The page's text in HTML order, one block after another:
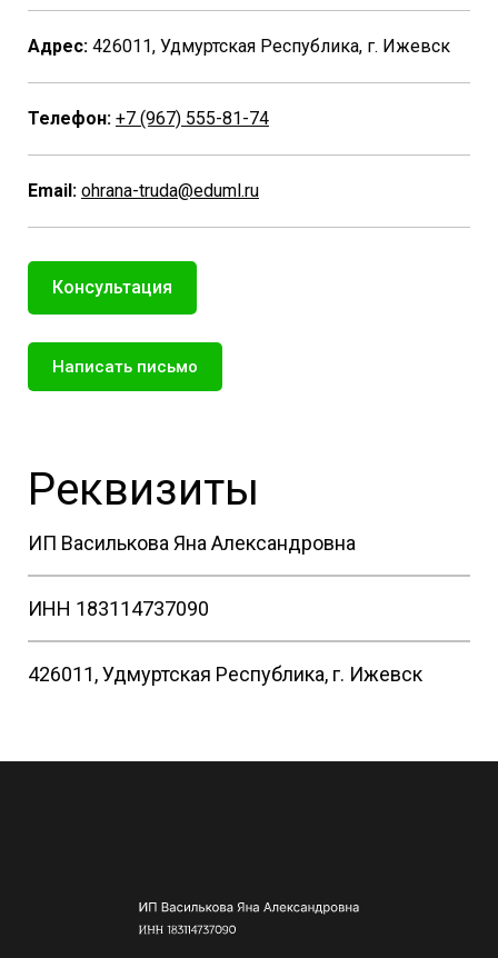
Адрес: 426011, Удмуртская Республика, г. Ижевск
Телефон: +7 (967) 555-81-74
Email: ohrana-truda@eduml.ru
Консультация
Написать письмо
Реквизиты
ИП Василькова Яна Александровна
ИНН 183114737090
426011, Удмуртская Республика, г. Ижевск